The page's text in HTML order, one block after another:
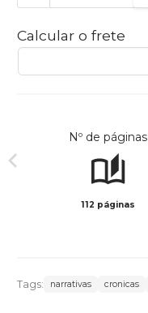
Calcular o frete
Nº de páginas
112 páginas
Tags: narrativas cronicas